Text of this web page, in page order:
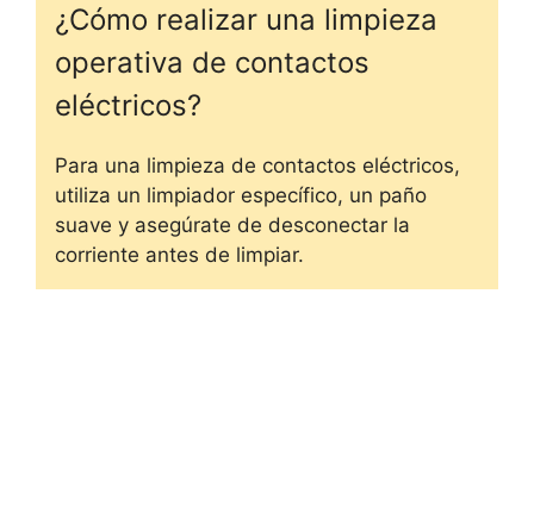
¿Cómo realizar una limpieza
operativa de contactos
eléctricos?
Para una limpieza de contactos eléctricos,
utiliza un limpiador específico, un paño
suave y asegúrate de desconectar la
corriente antes de limpiar.